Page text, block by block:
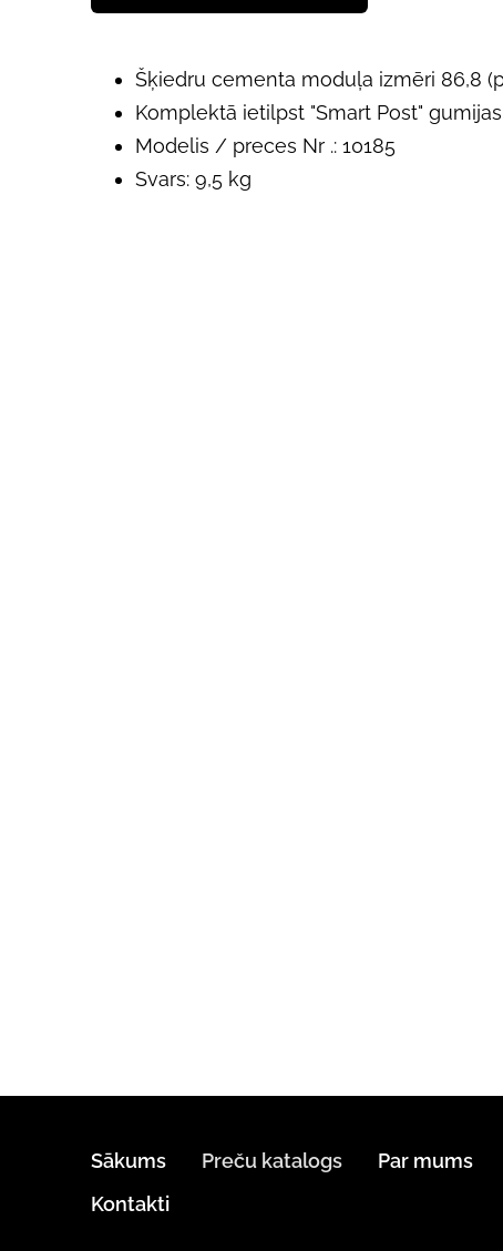
Šķiedru cementa moduļa izmēri 86,8
Komplektā ietilpst "Smart Post"
Modelis / preces Nr .: 10185
Svars: 9,5 kg
Sākums Preču katalogs Par mums
Kontakti